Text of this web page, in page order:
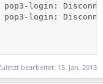
login:
login:
bearbeitet: 15. Jan. 2013